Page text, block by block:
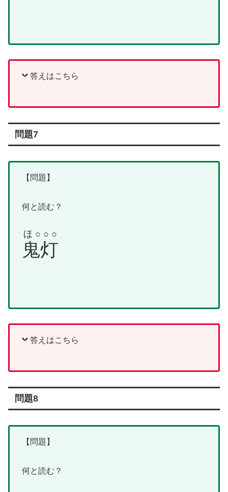
答えはこちら
問題7
【問題】
何と読む？
鬼灯
ほ○○○
答えはこちら
問題8
【問題】
何と読む？